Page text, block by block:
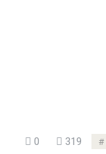
0 319